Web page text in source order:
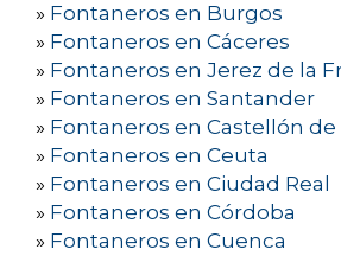
» Fontaneros en Burgos
» Fontaneros en Cáceres
» Fontaneros en Jerez de la
» Fontaneros en Santander
» Fontaneros en Castellón de
» Fontaneros en Ceuta
» Fontaneros en Ciudad Real
» Fontaneros en Córdoba
» Fontaneros en Cuenca